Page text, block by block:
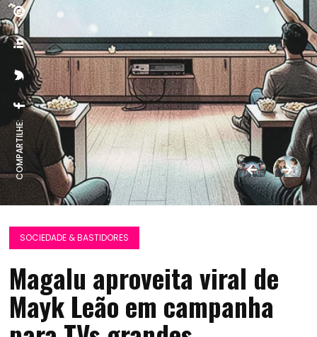
COMPARTILHE:
SOCIEDADE & BASTIDORES
Magalu aproveita viral de
Mayk Leão em campanha